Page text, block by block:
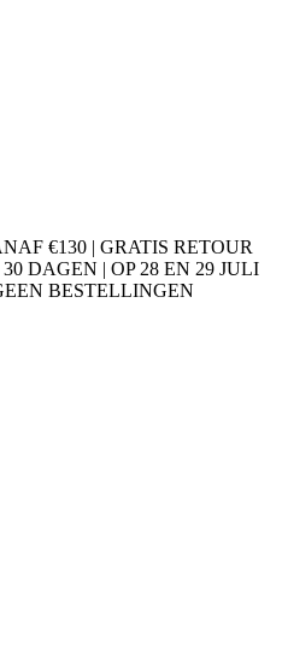
€130 | GRATIS RETOUR
DAGEN | OP 28 EN 29 JULI
BESTELLINGEN